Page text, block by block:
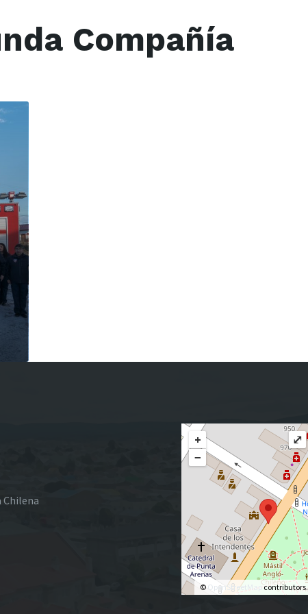
Compañía
Chilena
+
−
© OpenStreetMapcontributors.
⤢